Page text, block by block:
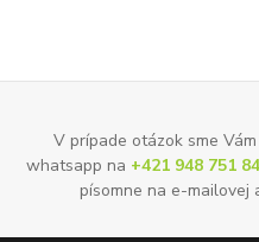
V prípade otázok sme
whatsapp na +421 948 751
písomne na e-mailovej